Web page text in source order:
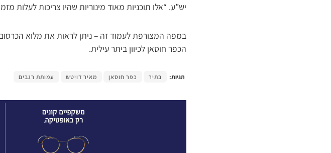
יש”ע. “אלו תוכניות מאוד מינוריות שהיו צריכות לעלות
במפה המצורפת לעמוד זה – ניתן לראות את מלוא
הכפר חוסאן לכיוון ביתר עילית.
תגיות: בתיר כפר חוסאן מאיר דויטש עמותת רגבים